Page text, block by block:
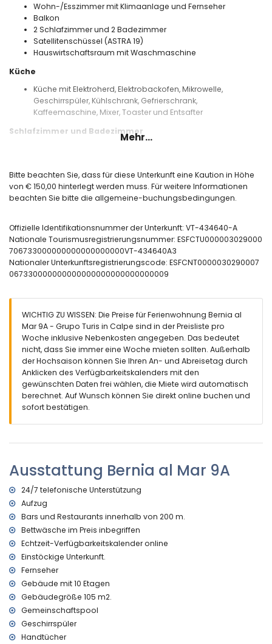
Wohn-/Esszimmer mit Klimaanlage und Fernseher
Balkon
2 Schlafzimmer und 2 Badezimmer
Satellitenschüssel (ASTRA 19)
Hauswirtschaftsraum mit Waschmaschine
Küche
Küche mit Elektroherd, Elektrobackofen, Mikrowelle,
Geschirrspüler, Kühlschrank, Gefrierschrank,
Kaffeemaschine, Mixer, Toaster und Entsafter
Schlafzimmer und Badezimmer
Schlafzimmer mit Klimaanlage und 2 Einzelbetten
Eigenes Bad mit Einzelwaschbecken, Dusche und Bidet
Badezimmer mit Einzelwaschbecken und Dusche
eingezäuntes Grundstück
Gemeinschaftspool mit den Maßen 10m x 5m
Kinderpool
Außendusche
Gemeinschaftsparkplatz
Weitere Informationen
Nächste Stadt: Calpe (innerhalb von 1000 Metern von der
Wohnung)
Nächster Strand: Cantal Roig (innerhalb von 25 Metern von
der Wohnung)
Nächster Flughafen: El Altet (Alicante) (innerhalb von 100
Kilometern von der Wohnung)
Öffentliche Verkehrsmittel in der Nähe: Bus innerhalb von 100
Metern
Rauchen nicht erlaubt
über einen Aufzug.
Ausstattung und Dienstleistungen, die im Mietpreis der
Wohnung enthalten sind
Internet (Glasfaser)
Bügeleisen und Bügelbrett
24-Stunden-Notdienst
Ausstattung und Dienstleistungen gegen Aufpreis
Zentralheizung
Kinderbett/Kinderreisebett (auf Anfrage)
Unterhaltung und Freizeitaktivitäten für Ihren Urlaub in
Calpe, Costa Blanca
Themenpark (Terra Mítica), Zoo (Terra Natura und
Mehr...
Bitte beachten Sie, dass für diese Unterkunft eine Kaution in Höhe
von € 150,00 hinterlegt werden muss. Für weitere Informationen
beachten Sie bitte die allgemeine-buchungsbedingungen.
Offizielle Identifikationsnummer der Unterkunft: VT-434640-A
Nationale Tourismusregistrierungsnummer: ESFCTU000003029000
706733000000000000000000VT-434640A3
Nationaler Unterkunftsregistrierungscode: ESFCNT0000030290007
067330000000000000000000000000009
WICHTIG ZU WISSEN: Die Preise für Ferienwohnung Bernia al
Mar 9A - Grupo Turis in Calpe sind in der Preisliste pro
Woche inklusive Nebenkosten angegeben. Das bedeutet
nicht, dass Sie immer eine Woche mieten sollten. Außerhalb
der Hochsaison können Sie Ihren An- und Abreisetag durch
Anklicken des Verfügbarkeitskalenders mit den
gewünschten Daten frei wählen, die Miete wird automatisch
berechnet. Auf Wunsch können Sie direkt online buchen und
sofort bestätigen.
Ausstattung Bernia al Mar 9A
24/7 telefonische Unterstützung
Aufzug
Bars und Restaurants innerhalb von 200 m.
Bettwäsche im Preis inbegriffen
Echtzeit-Verfügbarkeitskalender online
Einstöckige Unterkunft.
Fernseher
Gebäude mit 10 Etagen
Gebäudegröße 105 m2.
Gemeinschaftspool
Geschirrspüler
Handtücher